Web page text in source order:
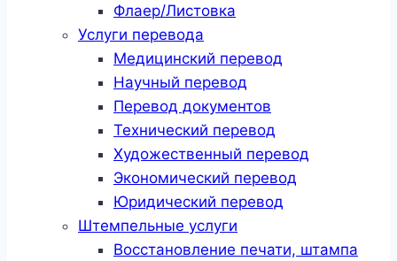
Флаер/Листовка
Услуги перевода
Медицинский перевод
Научный перевод
Перевод документов
Технический перевод
Художественный перевод
Экономический перевод
Юридический перевод
Штемпельные услуги
Восстановление печати, штампа